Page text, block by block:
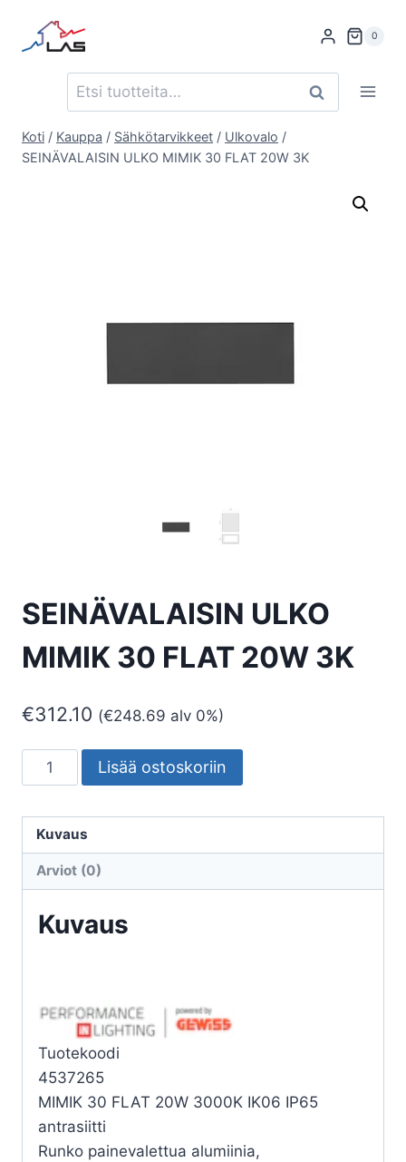
sisältöön
0
Etsi: Haku
Koti / Kauppa / Sähkötarvikkeet / Ulkovalo /
SEINÄVALAISIN ULKO MIMIK 30 FLAT 20W 3K
SEINÄVALAISIN ULKO
MIMIK 30 FLAT 20W 3K
€312.10 (€248.69 alv 0%)
SEINÄVALAISIN
ULKO
30
FLAT
määrä
Lisää ostoskoriin
Kuvaus
Arviot (0)
Kuvaus
Tuotekoodi
4537265
MIMIK 30 FLAT 20W 3000K IK06 IP65
antrasiitti
Runko painevalettua alumiinia,